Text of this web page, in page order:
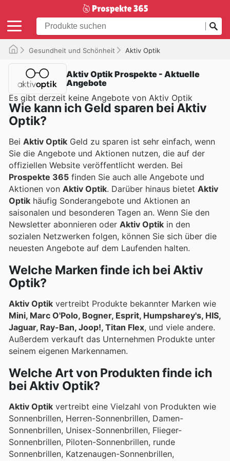
Gesundheit und Schönheit Aktiv Optik
Aktiv Optik Prospekte - Aktuelle
Angebote
Es gibt derzeit keine Angebote von Aktiv Optik
Wie kann ich Geld sparen bei Aktiv
Optik?
Bei Aktiv Optik Geld zu sparen ist sehr einfach, wenn
Sie die Angebote und Aktionen nutzen, die auf der
offiziellen Website veröffentlicht werden. Bei
Prospekte 365 finden Sie auch alle Angebote und
Aktionen von Aktiv Optik. Darüber hinaus bietet Aktiv
Optik häufig Sonderangebote und Aktionen an
saisonalen und besonderen Tagen an. Wenn Sie den
Newsletter abonnieren oder Aktiv Optik in den
sozialen Netzwerken folgen, können Sie sich über die
neuesten Angebote auf dem Laufenden halten.
Welche Marken finde ich bei Aktiv
Optik?
Aktiv Optik vertreibt Produkte bekannter Marken wie
Mini, Marc O'Polo, Bogner, Esprit, Humpsharey's, HIS,
Jaguar, Ray-Ban, Joop!, Titan Flex, und viele andere.
Außerdem verkauft das Unternehmen Produkte unter
seinem eigenen Markennamen.
Welche Art von Produkten finde ich
bei Aktiv Optik?
Aktiv Optik vertreibt eine Vielzahl von Produkten wie
Sonnenbrillen, Herren-Sonnenbrillen, Damen-
Sonnenbrillen, Unisex-Sonnenbrillen, Flieger-
Sonnenbrillen, Piloten-Sonnenbrillen, runde
Sonnenbrillen, Katzenaugen-Sonnenbrillen,